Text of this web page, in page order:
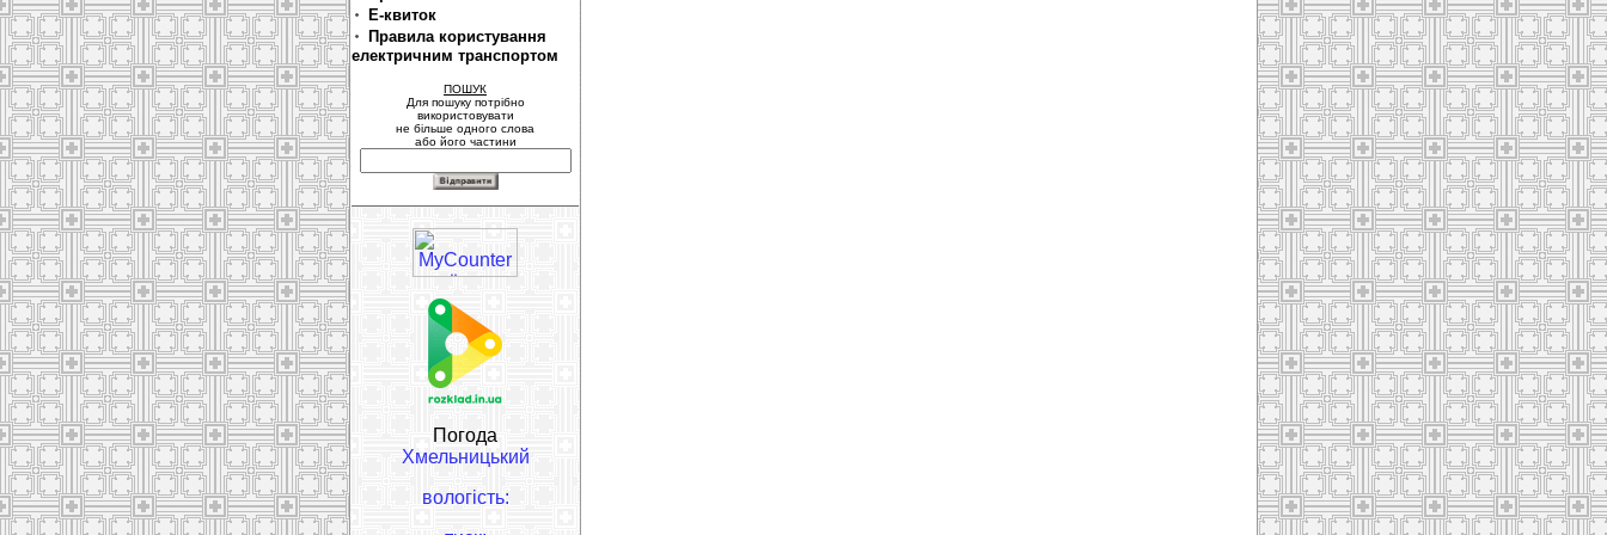
Е-квиток
Правила користування
електричним транспортом
ПОШУК
Для пошуку потрібно
використовувати
не більше одного слова
або його частини
Погода
Хмельницький
вологість: